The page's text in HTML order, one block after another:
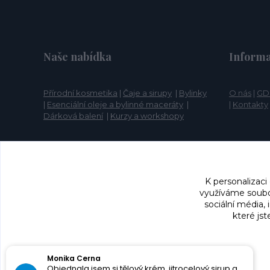
Naše nabídka
Přírodní kosmetika | Čaje a sirupy | Bylinky
| Esenciální oleje a bylinné maceráty |
Dárková balení | Kurzy a workshopy
O nás |
| Kontakty
K
využíváme
sociální
které
Silvie Janošíková